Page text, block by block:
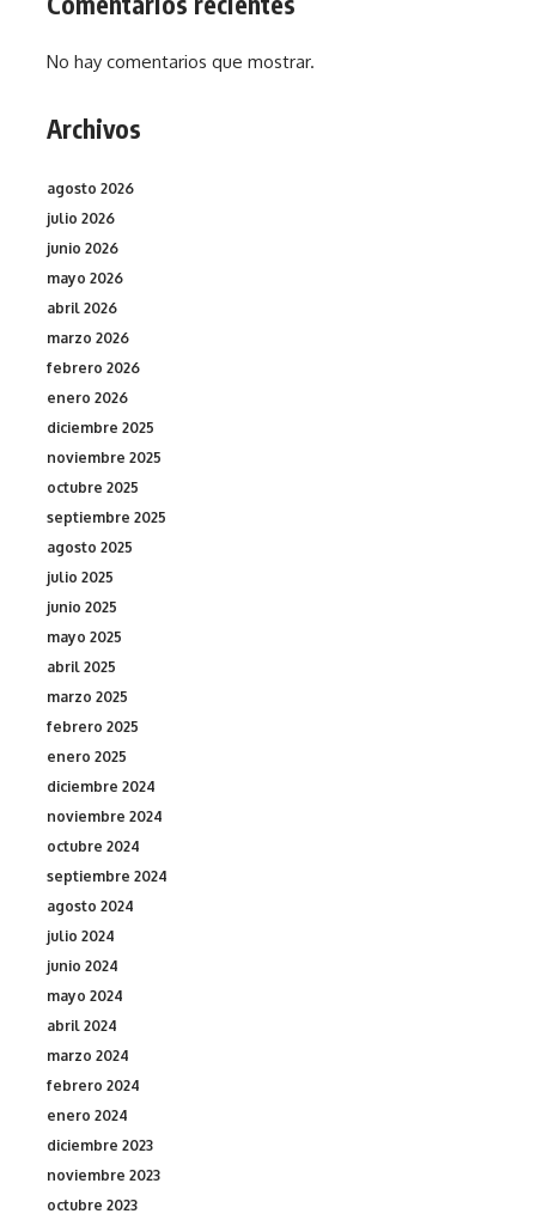
No hay comentarios que mostrar.
Archivos
agosto 2026
julio 2026
junio 2026
mayo 2026
abril 2026
marzo 2026
febrero 2026
enero 2026
diciembre 2025
noviembre 2025
octubre 2025
septiembre 2025
agosto 2025
julio 2025
junio 2025
mayo 2025
abril 2025
marzo 2025
febrero 2025
enero 2025
diciembre 2024
noviembre 2024
octubre 2024
septiembre 2024
agosto 2024
julio 2024
junio 2024
mayo 2024
abril 2024
marzo 2024
febrero 2024
enero 2024
diciembre 2023
noviembre 2023
octubre 2023